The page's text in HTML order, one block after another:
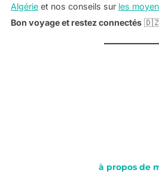
Algérieet nos conseils sur les
Bon voyage et restez connectés
à propos de